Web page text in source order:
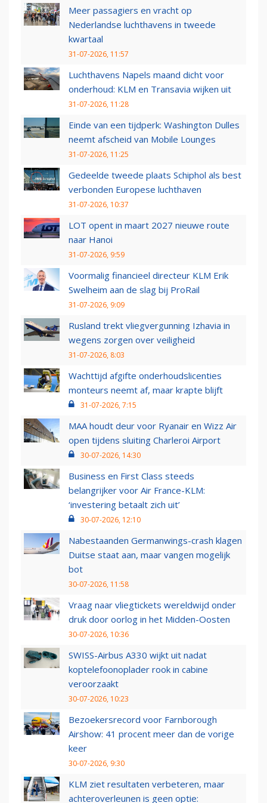
Meer passagiers en vracht op
Nederlandse luchthavens in tweede
kwartaal
31-07-2026, 11:57
Luchthavens Napels maand dicht voor
onderhoud: KLM en Transavia wijken uit
31-07-2026, 11:28
Einde van een tijdperk: Washington Dulles
neemt afscheid van Mobile Lounges
31-07-2026, 11:25
Gedeelde tweede plaats Schiphol als best
verbonden Europese luchthaven
31-07-2026, 10:37
LOT opent in maart 2027 nieuwe route
naar Hanoi
31-07-2026, 9:59
Voormalig financieel directeur KLM Erik
Swelheim aan de slag bij ProRail
31-07-2026, 9:09
Rusland trekt vliegvergunning Izhavia in
wegens zorgen over veiligheid
31-07-2026, 8:03
Wachttijd afgifte onderhoudslicenties
monteurs neemt af, maar krapte blijft
31-07-2026, 7:15
MAA houdt deur voor Ryanair en Wizz Air
open tijdens sluiting Charleroi Airport
30-07-2026, 14:30
Business en First Class steeds
belangrijker voor Air France-KLM:
‘investering betaalt zich uit’
30-07-2026, 12:10
Nabestaanden Germanwings-crash klagen
Duitse staat aan, maar vangen mogelijk
bot
30-07-2026, 11:58
Vraag naar vliegtickets wereldwijd onder
druk door oorlog in het Midden-Oosten
30-07-2026, 10:36
SWISS-Airbus A330 wijkt uit nadat
koptelefoonoplader rook in cabine
veroorzaakt
30-07-2026, 10:23
Bezoekersrecord voor Farnborough
Airshow: 41 procent meer dan de vorige
keer
30-07-2026, 9:30
KLM ziet resultaten verbeteren, maar
achteroverleunen is geen optie: